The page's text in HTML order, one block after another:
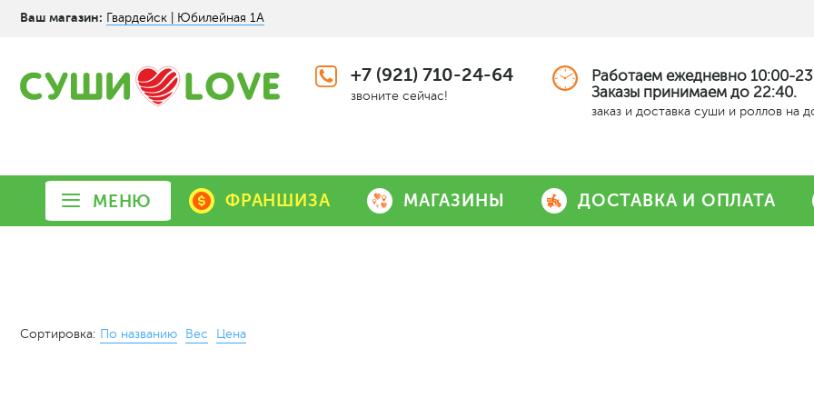
Ваш магазин: Гвардейск | Юбилейная 1А
+7 (921) 710-24-64
звоните сейчас!
Работаем ежедневно 10:00-
Заказы принимаем до 22:40.
заказ и доставка суши и роллов на
МЕНЮ ФРАНШИЗА МАГАЗИНЫ ДОСТАВКА И ОПЛАТА
Сортировка: По названию Вес Цена